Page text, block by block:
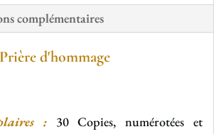
complémentaires
Prière d'hommage
:30 Copies, numérotées et